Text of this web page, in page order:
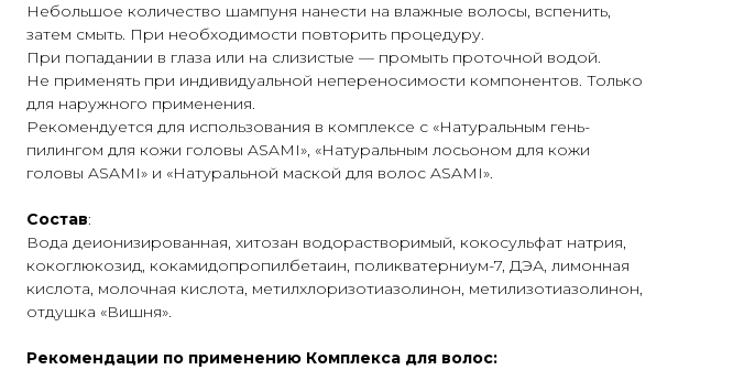
Небольшое количество шампуня нанести на влажные волосы, вспенить,
затем смыть. При необходимости повторить процедуру.
При попадании в глаза или на слизистые — промыть проточной водой.
Не применять при индивидуальной непереносимости компонентов. Только
для наружного применения.
Рекомендуется для использования в комплексе с «Натуральным гень-
пилингом для кожи головы ASAMI», «Натуральным лосьоном для кожи
головы ASAMI» и «Натуральной маской для волос ASAMI».
Состав:
Вода деионизированная, хитозан водорастворимый, кокосульфат натрия,
кокоглюкозид, кокамидопропилбетаин, поликватерниум-7, ДЭА, лимонная
кислота, молочная кислота, метилхлоризотиазолинон, метилизотиазолинон,
отдушка «Вишня».
Рекомендации по применению Комплекса для волос: